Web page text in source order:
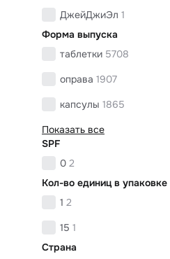
ДжейДжиЭл 1
Форма выпуска
таблетки 5708
оправа 1907
капсулы 1865
Показать все
SPF
0 2
Кол-во единиц в упаковке
1 2
15 1
Страна